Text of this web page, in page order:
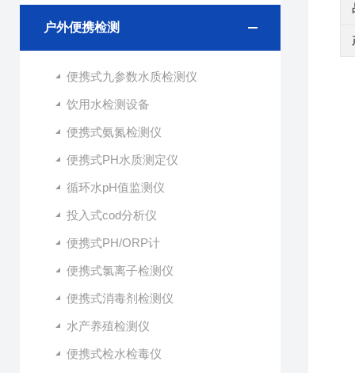
户外便携检测
便携式九参数水质检测仪
饮用水检测设备
便携式氨氮检测仪
便携式PH水质测定仪
循环水pH值监测仪
投入式cod分析仪
便携式PH/ORP计
便携式氯离子检测仪
便携式消毒剂检测仪
水产养殖检测仪
便携式检水检毒仪